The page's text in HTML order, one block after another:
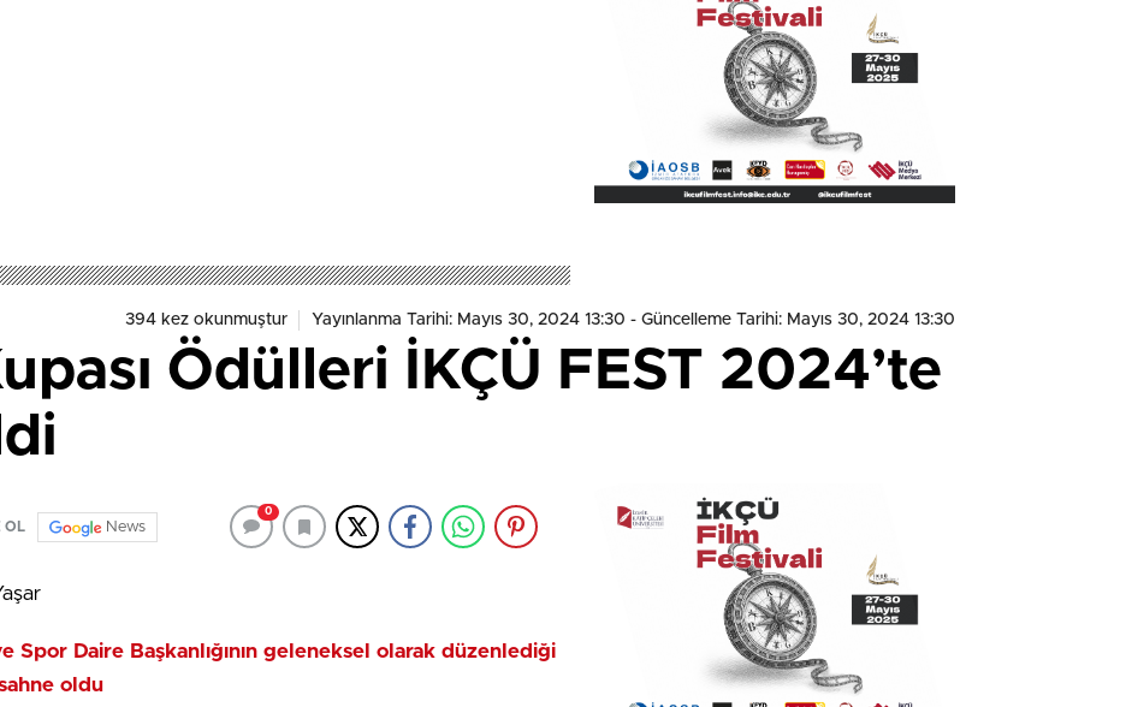
394 kez okunmuştur Yayınlanma Tarihi: Mayıs 30, 2024 13:30 - Güncelleme Tarihi: Mayıs 30, 2024 13:30
Ödülleri İKÇÜ FEST 2024’te
OL News
0
Spor Daire Başkanlığının geleneksel olarak düzenlediği
oldu